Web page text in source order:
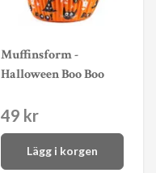
Muffinsform -
Halloween Boo Boo
49 kr
Lägg i korgen